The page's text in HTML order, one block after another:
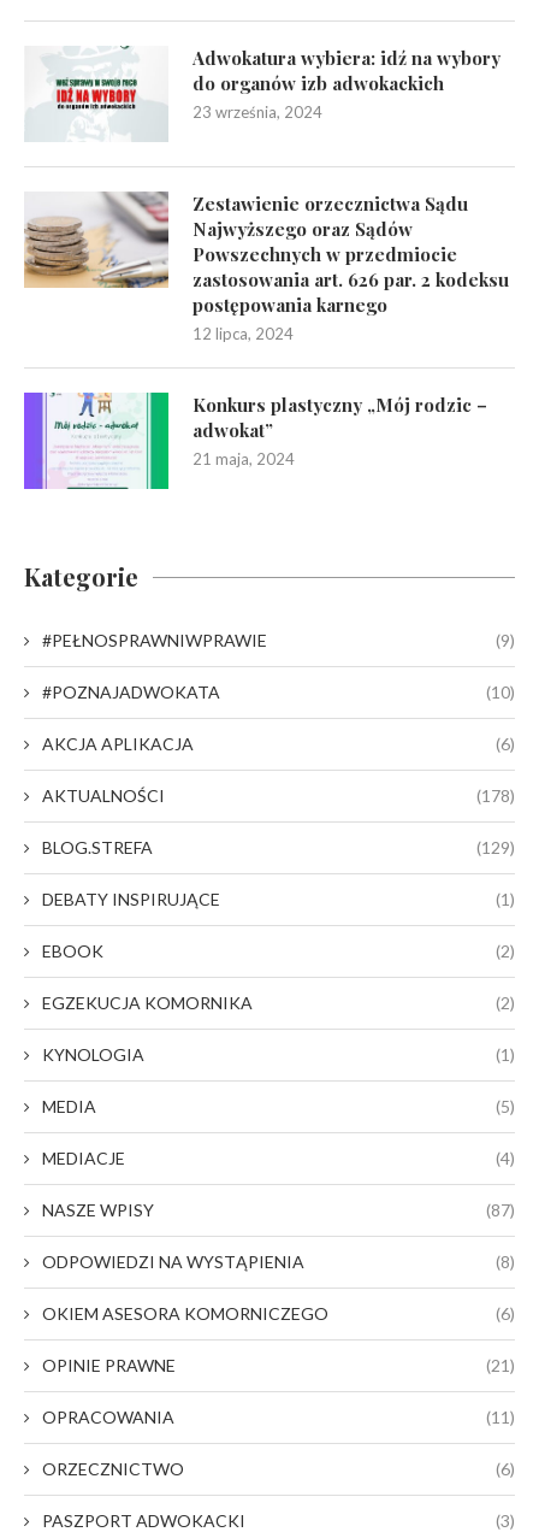
Adwokatura wybiera: idź na wybory
do organów izb adwokackich
23 września, 2024
Zestawienie orzecznictwa Sądu
Najwyższego oraz Sądów
Powszechnych w przedmiocie
zastosowania art. 626 par. 2 kodeksu
postępowania karnego
12 lipca, 2024
Konkurs plastyczny „Mój rodzic –
adwokat”
21 maja, 2024
Kategorie
#PEŁNOSPRAWNIWPRAWIE (9)
#POZNAJADWOKATA (10)
AKCJA APLIKACJA (6)
AKTUALNOŚCI (178)
BLOG.STREFA (129)
DEBATY INSPIRUJĄCE (1)
EBOOK (2)
EGZEKUCJA KOMORNIKA (2)
KYNOLOGIA (1)
MEDIA (5)
MEDIACJE (4)
NASZE WPISY (87)
ODPOWIEDZI NA WYSTĄPIENIA (8)
OKIEM ASESORA KOMORNICZEGO (6)
OPINIE PRAWNE (21)
OPRACOWANIA (11)
ORZECZNICTWO (6)
PASZPORT ADWOKACKI (3)